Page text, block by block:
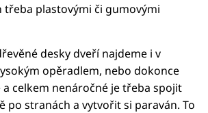
třeba plastovými či gumovými
desky dveří najdeme i v
opěradlem, nebo dokonce
a celkem nenáročné je třeba spojit
po stranách a vytvořit si paraván. To